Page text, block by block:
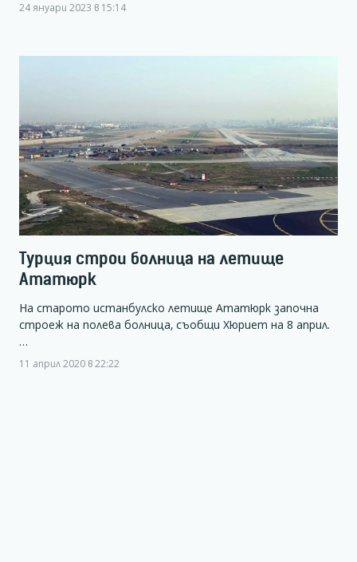
24 януари 2023 в 15:14
Турция строи болница на летище
Ататюрк
На старото истанбулско летище Ататюрк започна
строеж на полева болница, съобщи Хюриет на 8 април.
…
11 април 2020 в 22:22